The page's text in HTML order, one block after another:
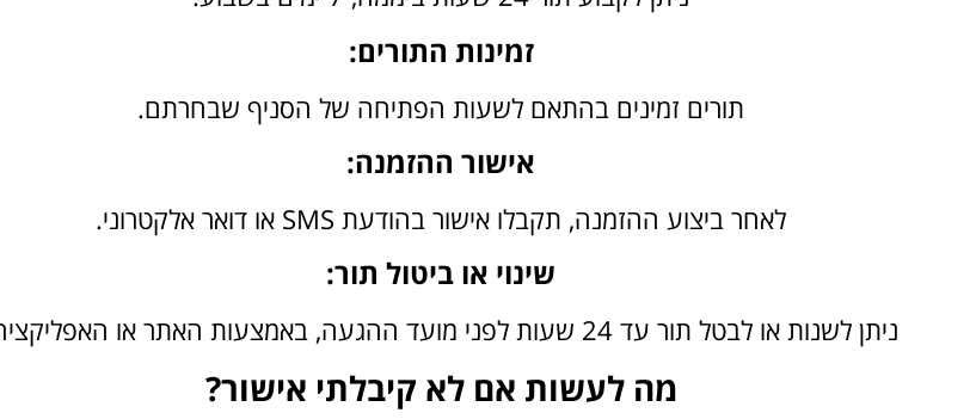
זמינות התורים:
תורים זמינים בהתאם לשעות הפתיחה של הסניף שבחרתם.
אישור ההזמנה:
לאחר ביצוע ההזמנה, תקבלו אישור בהודעת SMS או דואר אלקטרוני.
שינוי או ביטול תור:
ניתן לשנות או לבטל תור עד 24 שעות לפני מועד ההגעה, באמצעות האתר או האפליקציה.
מה לעשות אם לא קיבלתי אישור?